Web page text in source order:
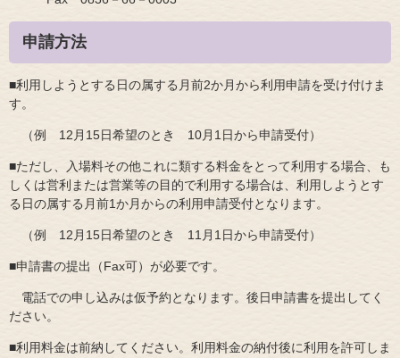
申請方法
■利用しようとする日の属する月前2か月から利用申請を受け付けま
す。
（例 12月15日希望のとき 10月1日から申請受付）
■ただし、入場料その他これに類する料金をとって利用する場合、も
しくは営利または営業等の目的で利用する場合は、利用しようとす
る日の属する月前1か月からの利用申請受付となります。
（例 12月15日希望のとき 11月1日から申請受付）
■申請書の提出（Fax可）が必要です。
電話での申し込みは仮予約となります。後日申請書を提出してく
ださい。
■利用料金は前納してください。利用料金の納付後に利用を許可しま